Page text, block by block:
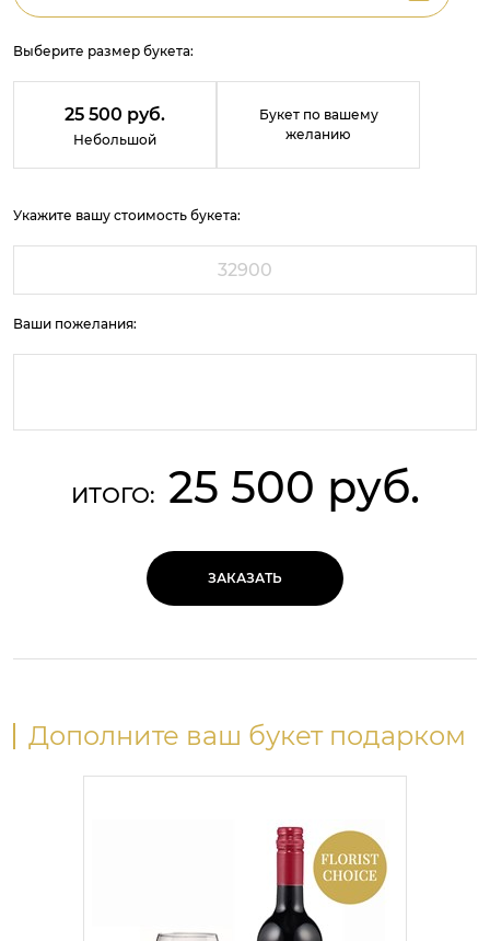
Выберите размер букета:
25 500 руб.
Небольшой
Букет по вашему
желанию
Укажите вашу стоимость букета:
Ваши пожелания:
ИТОГО: 25 500 руб.
ЗАКАЗАТЬ
Дополните ваш букет подарком